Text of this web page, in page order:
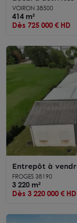
terrain à Voiron
VOIRON 38500
414 m²
Dès 725 000 € HD
Entrepôt à
clos avec accès
FROGES 38190
3 220 m²
Dès 3 220 000 € HD